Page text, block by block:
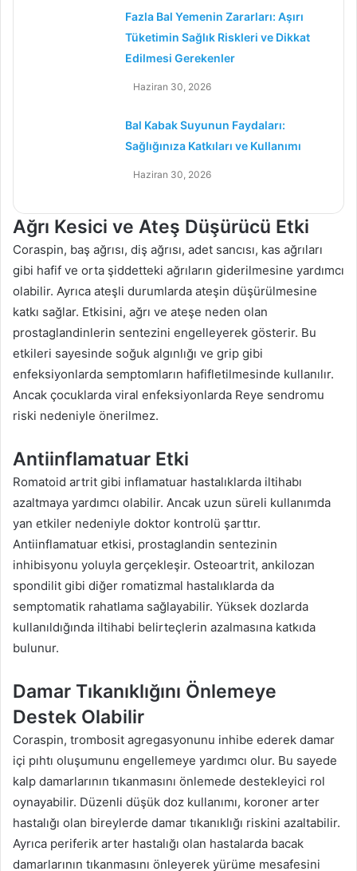
Fazla Bal Yemenin Zararları: Aşırı
Tüketimin Sağlık Riskleri ve Dikkat
Edilmesi Gerekenler
Haziran 30, 2026
Bal Kabak Suyunun Faydaları:
Sağlığınıza Katkıları ve Kullanımı
Haziran 30, 2026
Ağrı Kesici ve Ateş Düşürücü Etki
Coraspin, baş ağrısı, diş ağrısı, adet sancısı, kas ağrıları
gibi hafif ve orta şiddetteki ağrıların giderilmesine yardımcı
olabilir. Ayrıca ateşli durumlarda ateşin düşürülmesine
katkı sağlar. Etkisini, ağrı ve ateşe neden olan
prostaglandinlerin sentezini engelleyerek gösterir. Bu
etkileri sayesinde soğuk algınlığı ve grip gibi
enfeksiyonlarda semptomların hafifletilmesinde kullanılır.
Ancak çocuklarda viral enfeksiyonlarda Reye sendromu
riski nedeniyle önerilmez.
Antiinflamatuar Etki
Romatoid artrit gibi inflamatuar hastalıklarda iltihabı
azaltmaya yardımcı olabilir. Ancak uzun süreli kullanımda
yan etkiler nedeniyle doktor kontrolü şarttır.
Antiinflamatuar etkisi, prostaglandin sentezinin
inhibisyonu yoluyla gerçekleşir. Osteoartrit, ankilozan
spondilit gibi diğer romatizmal hastalıklarda da
semptomatik rahatlama sağlayabilir. Yüksek dozlarda
kullanıldığında iltihabi belirteçlerin azalmasına katkıda
bulunur.
Damar Tıkanıklığını Önlemeye
Destek Olabilir
Coraspin, trombosit agregasyonunu inhibe ederek damar
içi pıhtı oluşumunu engellemeye yardımcı olur. Bu sayede
kalp damarlarının tıkanmasını önlemede destekleyici rol
oynayabilir. Düzenli düşük doz kullanımı, koroner arter
hastalığı olan bireylerde damar tıkanıklığı riskini azaltabilir.
Ayrıca periferik arter hastalığı olan hastalarda bacak
damarlarının tıkanmasını önleyerek yürüme mesafesini